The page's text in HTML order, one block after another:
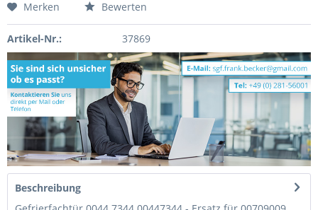
Merken Bewerten
Artikel-Nr.: 37869
Beschreibung